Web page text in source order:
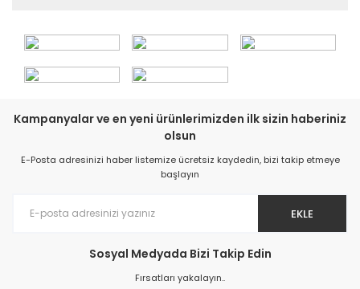
Kampanyalar ve en yeni ürünlerimizden ilk sizin haberiniz
olsun
E-Posta adresinizi haber listemize ücretsiz kaydedin, bizi takip etmeye
başlayın
EKLE
Sosyal Medyada Bizi Takip Edin
Fırsatları yakalayın..